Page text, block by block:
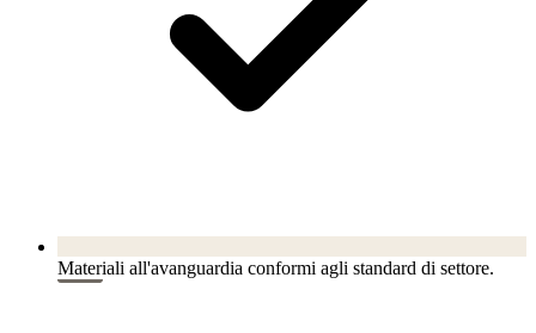
Materiali all'avanguardia conformi agli standard di settore.